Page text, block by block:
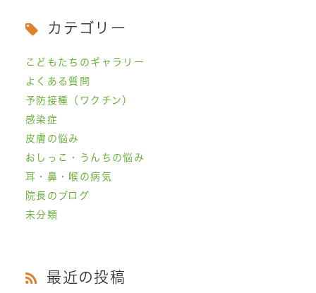
カテゴリー
こどもたちのギャラリー
よくある質問
予防接種（ワクチン）
感染症
皮膚の悩み
おしっこ・うんちの悩み
耳・鼻・喉の病気
院長のブログ
未分類
最近の投稿